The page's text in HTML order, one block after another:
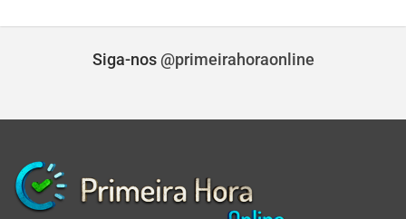
Siga-nos @primeirahoraonline